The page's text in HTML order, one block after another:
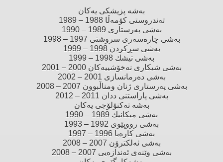
بەشە پزیشكی یەكان
تەندروستی كۆمەڵا 1988 – 1989
بەشی پەرستاری 1989 – 1990
بەشی چارەسەری سروشتی 1997 – 1998
بەشی سڕكردن 1998 – 1999
بەشی تیشك 1998 – 1999
بەشی شیكاری نەخۆشییەكان 2000 – 2001
بەشی دەرمانسازی 2001 – 2002
بەشی پەرستاری ژنان ومناڵبوون 2007 – 2008
بەشی پاراستنی ددان 2011 – 2012
بەشە تەكنۆلۆجی یەكان
بەشی میكانیك 1989 – 1990
بەشی رووپێوی 1992 – 1993
بەشی كارەبا 1996 – 1997
بەشی ئەلكترۆن 2007 – 2008
بەشی وێنەی ئەندازەیی 2007 – 2008